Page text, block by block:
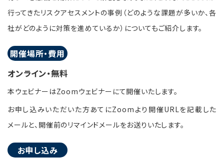
行ってきたリスクアセスメントの事例（どのような課題が多いか、各
社がどのように対策を進めているか）についてもご紹介します。
開催場所・費用
オンライン・無料
本ウェビナーはZoomウェビナーにて開催いたします。
お申し込みいただいた方あてにZoomより開催URLを記載した
メールと、開催前のリマインドメールをお送りいたします。
お申し込み